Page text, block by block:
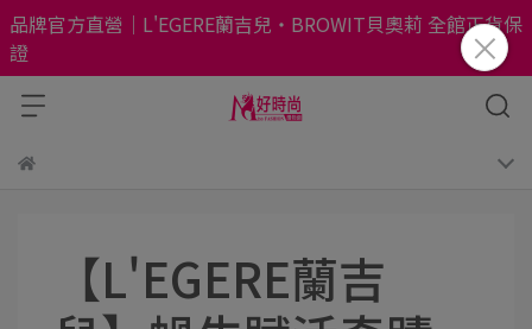
品牌官方直營｜L'EGERE蘭吉兒・BROWIT貝奧莉 全館正貨保
證
【L'EGERE蘭吉